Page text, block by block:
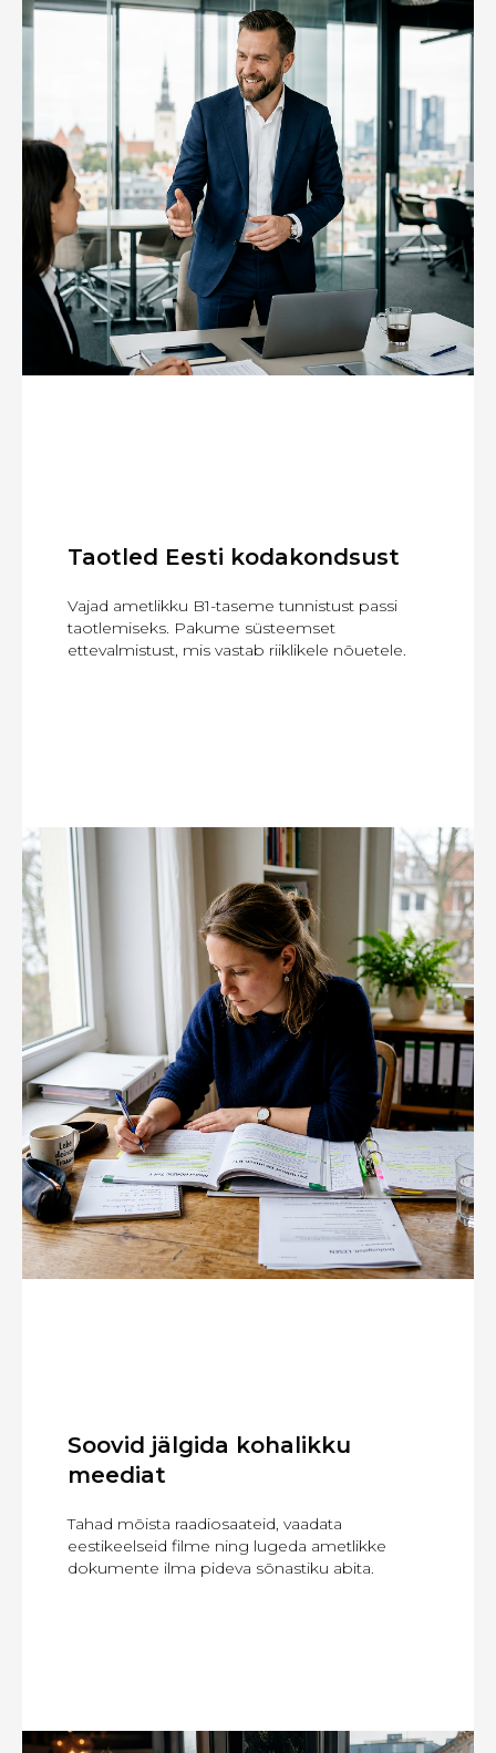
Taotled Eesti kodakondsust
Vajad ametlikku B1-taseme tunnistust passi
taotlemiseks. Pakume süsteemset
ettevalmistust, mis vastab riiklikele nõuetele.
Soovid jälgida kohalikku
meediat
Tahad mõista raadiosaateid, vaadata
eestikeelseid filme ning lugeda ametlikke
dokumente ilma pideva sõnastiku abita.